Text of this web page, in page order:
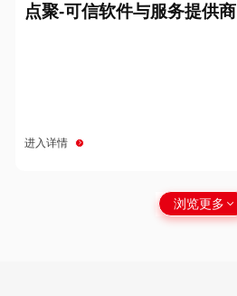
点聚-可信软件与服务提供商
进入详情
浏览更多